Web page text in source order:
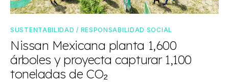
SUSTENTABILIDAD / RESPONSABILIDAD SOCIAL
Nissan Mexicana planta 1,600
árboles y proyecta capturar 1,100
toneladas de CO₂